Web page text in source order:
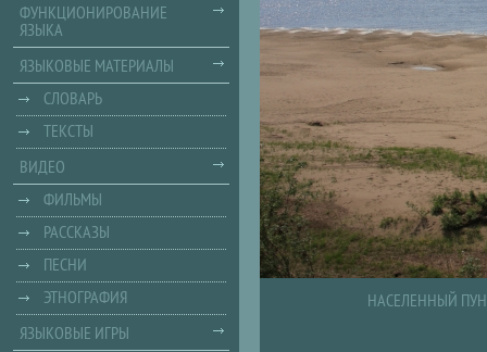
НАСЕЛЕННЫЙ
ФУНКЦИОНИРОВАНИЕ
ЯЗЫКА
ЯЗЫКОВЫЕ МАТЕРИАЛЫ
СЛОВАРЬ
ТЕКСТЫ
ВИДЕО
ФИЛЬМЫ
РАССКАЗЫ
ПЕСНИ
ЭТНОГРАФИЯ
ЯЗЫКОВЫЕ ИГРЫ